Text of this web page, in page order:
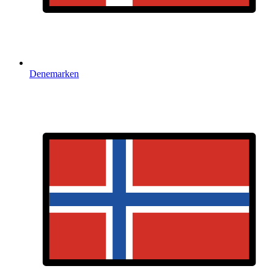
Denemarken